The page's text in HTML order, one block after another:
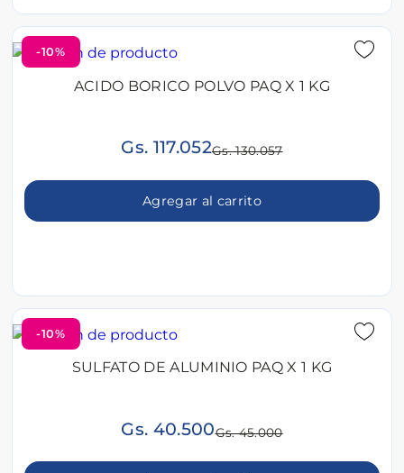
-10%
ACIDO BORICO POLVO PAQ X 1 KG
Gs. 117.052Gs. 130.057
Agregar al carrito
-10%
SULFATO DE ALUMINIO PAQ X 1 KG
Gs. 40.500Gs. 45.000